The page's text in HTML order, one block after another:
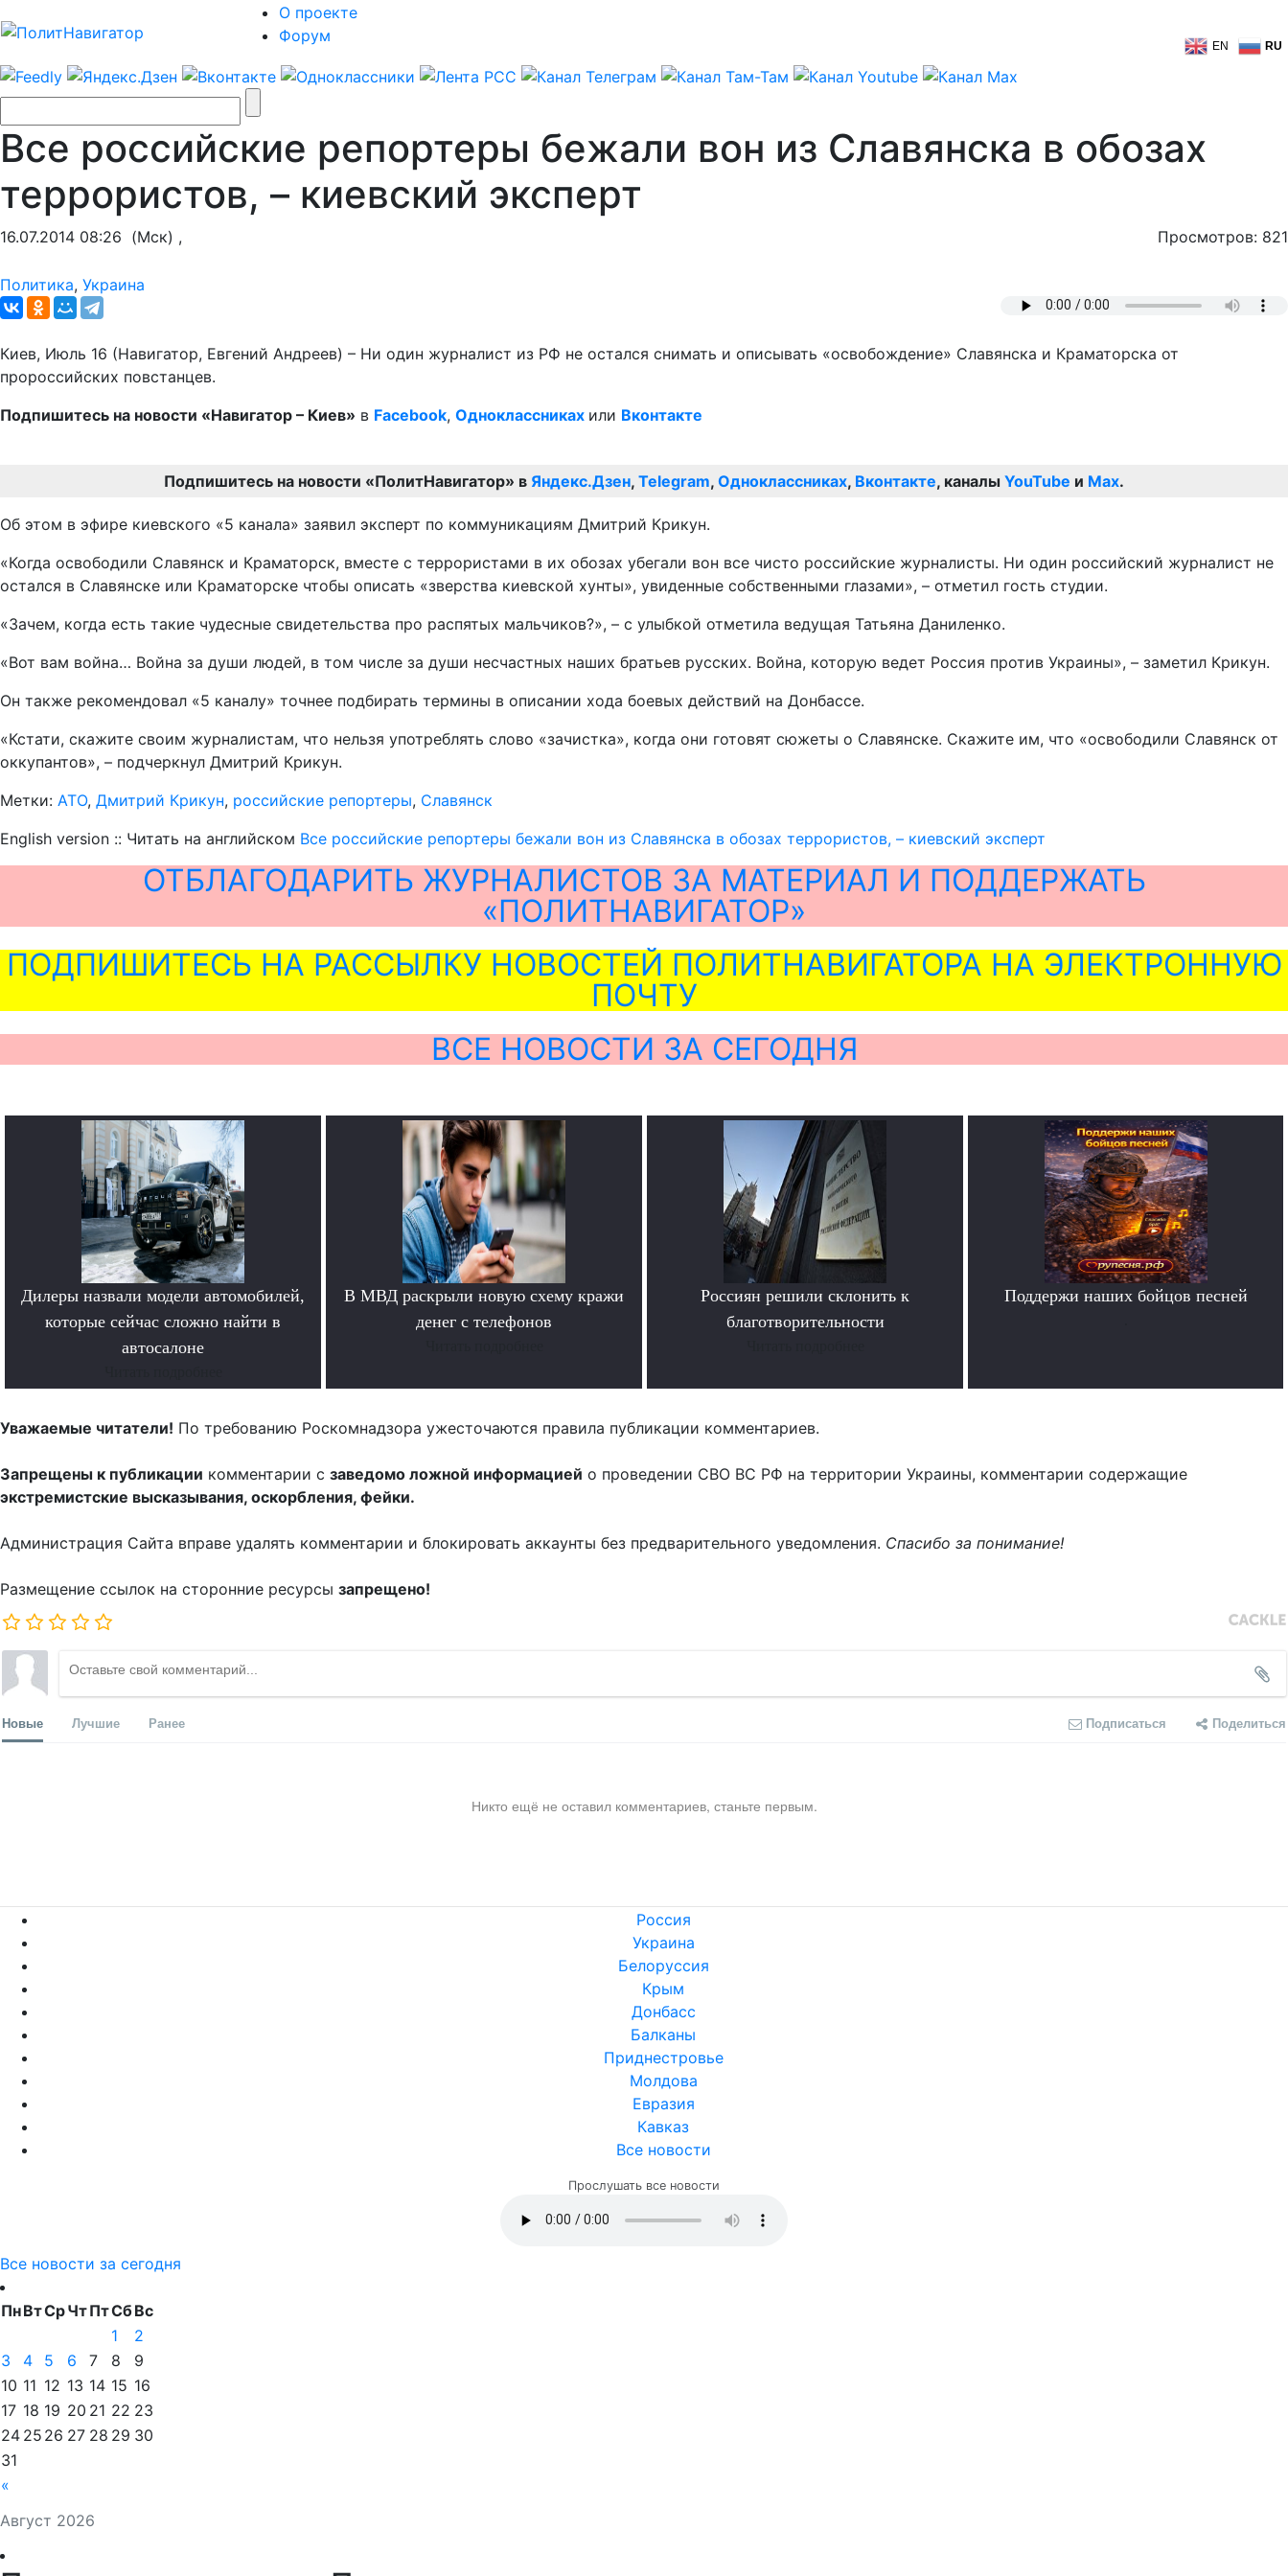
О проекте
Форум
EN RU
Все российские репортеры бежали вон из Славянска в обозах
террористов, – киевский эксперт
16.07.2014 08:26 (Мск) , Просмотров: 821
Политика, Украина
Киев, Июль 16 (Навигатор, Евгений Андреев) – Ни один журналист из РФ не остался снимать и описывать «освобождение» Славянска и Краматорска от
пророссийских повстанцев.
Подпишитесь на новости «Навигатор – Киев» в Facebook, Одноклассниках или Вконтакте
Подпишитесь на новости «ПолитНавигатор» в Яндекс.Дзен, Telegram, Одноклассниках, Вконтакте, каналы YouTube и Max.
Об этом в эфире киевского «5 канала» заявил эксперт по коммуникациям Дмитрий Крикун.
«Когда освободили Славянск и Краматорск, вместе с террористами в их обозах убегали вон все чисто российские журналисты. Ни один российский журналист не
остался в Славянске или Краматорске чтобы описать «зверства киевской хунты», увиденные собственными глазами», – отметил гость студии.
«Зачем, когда есть такие чудесные свидетельства про распятых мальчиков?», – с улыбкой отметила ведущая Татьяна Даниленко.
«Вот вам война… Война за души людей, в том числе за души несчастных наших братьев русских. Война, которую ведет Россия против Украины», – заметил Крикун.
Он также рекомендовал «5 каналу» точнее подбирать термины в описании хода боевых действий на Донбассе.
«Кстати, скажите своим журналистам, что нельзя употреблять слово «зачистка», когда они готовят сюжеты о Славянске. Скажите им, что «освободили Славянск от
оккупантов», – подчеркнул Дмитрий Крикун.
Метки: АТО, Дмитрий Крикун, российские репортеры, Славянск
English version :: Читать на английском Все российские репортеры бежали вон из Славянска в обозах террористов, – киевский эксперт
ОТБЛАГОДАРИТЬ ЖУРНАЛИСТОВ ЗА МАТЕРИАЛ И ПОДДЕРЖАТЬ
«ПОЛИТНАВИГАТОР»
ПОДПИШИТЕСЬ НА РАССЫЛКУ НОВОСТЕЙ ПОЛИТНАВИГАТОРА НА ЭЛЕКТРОННУЮ
ПОЧТУ
ВСЕ НОВОСТИ ЗА СЕГОДНЯ
Дилеры назвали модели автомобилей,
которые сейчас сложно найти в
автосалоне
В МВД раскрыли новую схему кражи
денег с телефонов
Россиян решили склонить к
благотворительности
Поддержи наших бойцов песней
Уважаемые читатели! По требованию Роскомнадзора ужесточаются правила публикации комментариев.
Запрещены к публикации комментарии с заведомо ложной информацией о проведении СВО ВС РФ на территории Украины, комментарии содержащие
экстремистские высказывания, оскорбления, фейки.
Администрация Сайта вправе удалять комментарии и блокировать аккаунты без предварительного уведомления. Спасибо за понимание!
Размещение ссылок на сторонние ресурсы запрещено!
Новые Лучшие Ранее Подписаться Поделиться
Никто ещё не оставил комментариев, станьте первым.
Россия
Украина
Белоруссия
Крым
Донбасс
Балканы
Приднестровье
Молдова
Евразия
Кавказ
Все новости
Прослушать все новости
Все новости за сегодня
Август 2026
ПнВтСрЧтПтСбВс
«
1
2
3
4 5 6 7 8
9
10 11 12 13 14 15 16
17 18 19 20 21 22 23
24 25 26 27 28 29 30
31